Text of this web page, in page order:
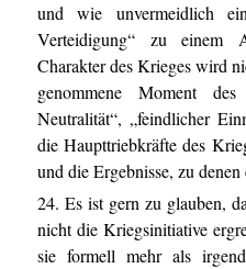
und wie unvermeidlich
Verteidigung“ zu einem
Charakter des Krieges wird
genommene Moment
Neutralität“, „feindlicher
die Haupttriebkräfte des
und die Ergebnisse, zu
24. Es ist gern zu glauben,
nicht die Kriegsinitiative
sie formell mehr als